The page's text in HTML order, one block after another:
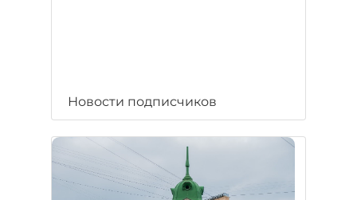
Новости подписчиков